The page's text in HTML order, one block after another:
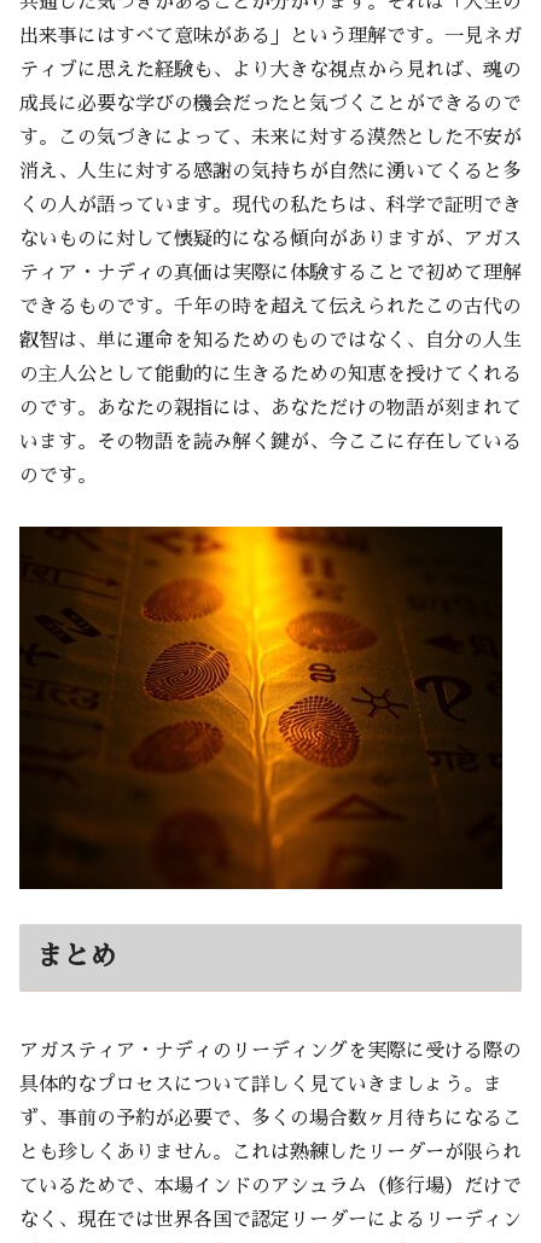
出来事にはすべて意味がある」という理解です。一見ネガ
ティブに思えた経験も、より大きな視点から見れば、魂の
成長に必要な学びの機会だったと気づくことができるので
す。この気づきによって、未来に対する漠然とした不安が
消え、人生に対する感謝の気持ちが自然に湧いてくると多
くの人が語っています。現代の私たちは、科学で証明でき
ないものに対して懐疑的になる傾向がありますが、アガス
ティア・ナディの真価は実際に体験することで初めて理解
できるものです。千年の時を超えて伝えられたこの古代の
叡智は、単に運命を知るためのものではなく、自分の人生
の主人公として能動的に生きるための知恵を授けてくれる
のです。あなたの親指には、あなただけの物語が刻まれて
います。その物語を読み解く鍵が、今ここに存在している
のです。
まとめ
アガスティア・ナディのリーディングを実際に受ける際の
具体的なプロセスについて詳しく見ていきましょう。ま
ず、事前の予約が必要で、多くの場合数ヶ月待ちになるこ
とも珍しくありません。これは熟練したリーダーが限られ
ているためで、本場インドのアシュラム（修行場）だけで
なく、現在では世界各国で認定リーダーによるリーディン